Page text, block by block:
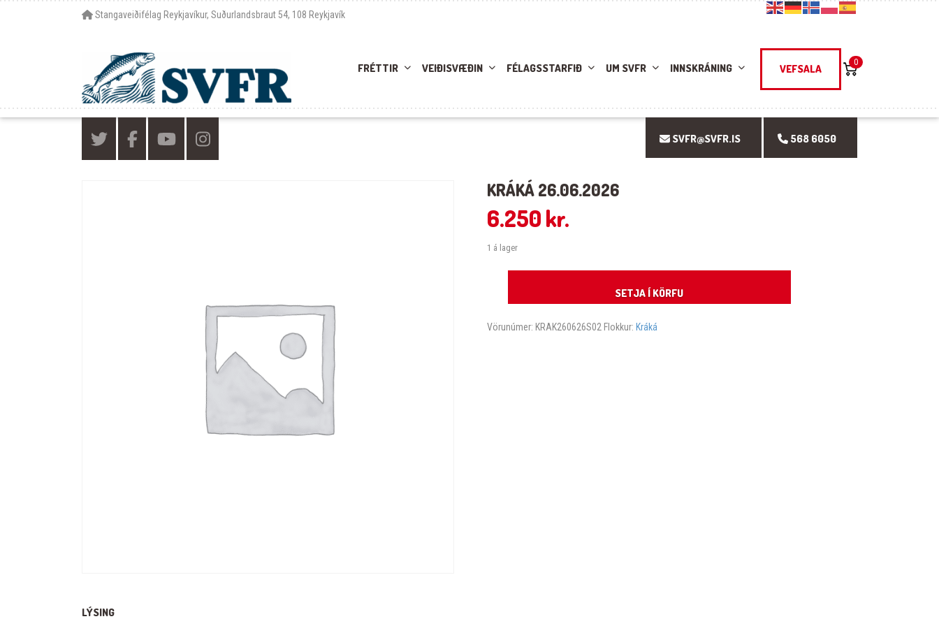
Stangaveiðifélag Reykjavíkur, Suðurlandsbraut 54, 108 Reykjavík
FRÉTTIR VEIÐISVÆÐIN FÉLAGSSTARFIÐ UM SVFR INNSKRÁNING VEFSALA
0
SVFR@SVFR.IS 568 6050
KRÁKÁ 26.06.2026
6.250kr.
1 á lager
SETJA Í KÖRFU
Vörunúmer: KRAK260626S02 Flokkur: Kráká
LÝSING